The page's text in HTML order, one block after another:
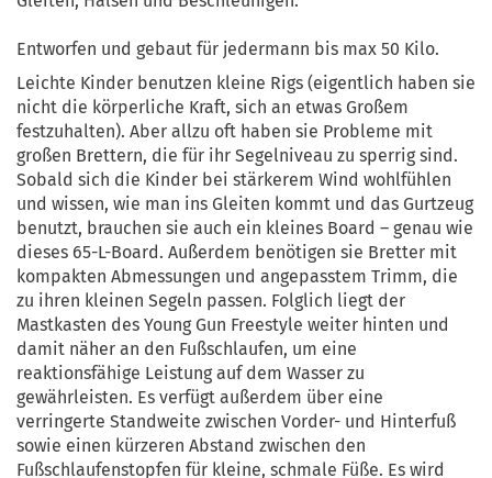
Entworfen und gebaut für jedermann bis max 50 Kilo.
Leichte Kinder benutzen kleine Rigs (eigentlich haben sie
nicht die körperliche Kraft, sich an etwas Großem
festzuhalten). Aber allzu oft haben sie Probleme mit
großen Brettern, die für ihr Segelniveau zu sperrig sind.
Sobald sich die Kinder bei stärkerem Wind wohlfühlen
und wissen, wie man ins Gleiten kommt und das Gurtzeug
benutzt, brauchen sie auch ein kleines Board – genau wie
dieses 65-L-Board. Außerdem benötigen sie Bretter mit
kompakten Abmessungen und angepasstem Trimm, die
zu ihren kleinen Segeln passen. Folglich liegt der
Mastkasten des Young Gun Freestyle weiter hinten und
damit näher an den Fußschlaufen, um eine
reaktionsfähige Leistung auf dem Wasser zu
gewährleisten. Es verfügt außerdem über eine
verringerte Standweite zwischen Vorder- und Hinterfuß
sowie einen kürzeren Abstand zwischen den
Fußschlaufenstopfen für kleine, schmale Füße. Es wird